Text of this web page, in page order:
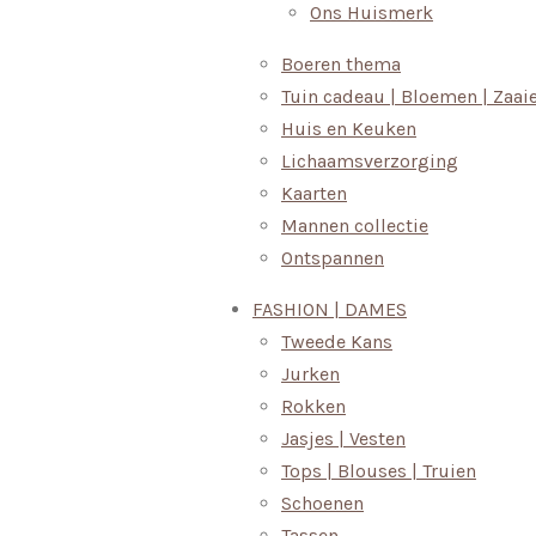
Ons Huismerk
Boeren thema
Tuin cadeau | Bloemen |
Huis en Keuken
Lichaamsverzorging
Kaarten
Mannen collectie
Ontspannen
FASHION | DAMES
Tweede Kans
Jurken
Rokken
Jasjes | Vesten
Tops | Blouses | Truien
Schoenen